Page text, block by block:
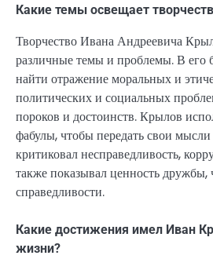
Какие темы освещает
Творчество Ивана Андреевича
различные темы и проблемы. В его
найти отражение моральных и
политических и социальных
пороков и достоинств. Крылов
фабулы, чтобы передать свои
критиковал несправедливость,
также показывал ценность дружбы,
справедливости.
Какие достижения имел Иван
жизни?